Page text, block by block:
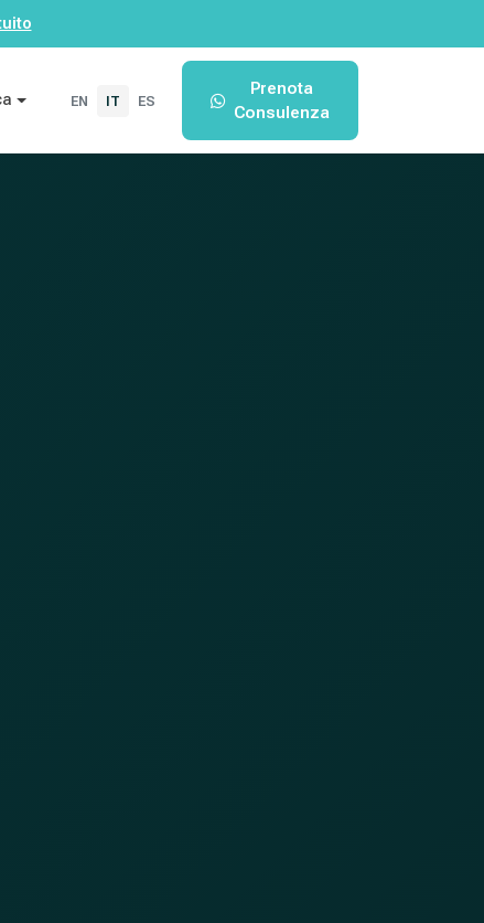
EN IT ES
Prenota
Consulenza